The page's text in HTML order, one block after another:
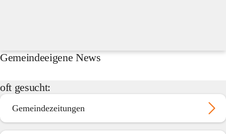
Gemeindeeigene News
oft gesucht:
Gemeindezeitungen